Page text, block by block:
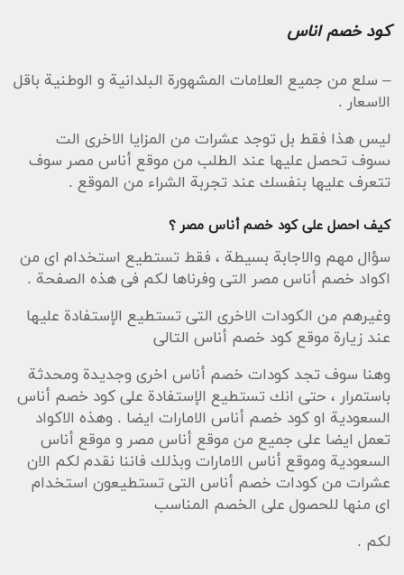
كود خصم اناس
– سلع من جميع العلامات المشهورة البلدانية و الوطنية باقل
الاسعار .
ليس هذا فقط بل توجد عشرات من المزايا الاخرى الت
ىسوف تحصل عليها عند الطلب من موقع أناس مصر سوف
تتعرف عليها بنفسك عند تجربة الشراء من الموقع .
كيف احصل على كود خصم أناس مصر ؟
سؤال مهم والاجابة بسيطة ، فقط تستطيع استخدام اى من
اكواد خصم أناس مصر التى وفرناها لكم فى هذه الصفحة .
وغيرهم من الكودات الاخرى التى تستطيع الإستفادة عليها
عند زيارة موقع كود خصم أناس التالى
وهنا سوف تجد كودات خصم أناس اخرى وجديدة ومحدثة
باستمرار ، حتى انك تستطيع الإستفادة على كود خصم أناس
السعودية او كود خصم أناس الامارات ايضا . وهذه الاكواد
تعمل ايضا على جميع من موقع أناس مصر و موقع أناس
السعودية وموقع أناس الامارات وبذلك فاننا نقدم لكم الان
عشرات من كودات خصم أناس التى تستطيعون استخدام
اى منها للحصول على الخصم المناسب
لكم .